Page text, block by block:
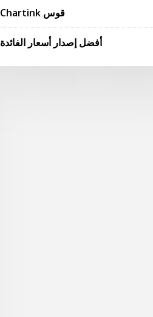
Chartink قوس
أفضل إصدار أسعار الفائدة